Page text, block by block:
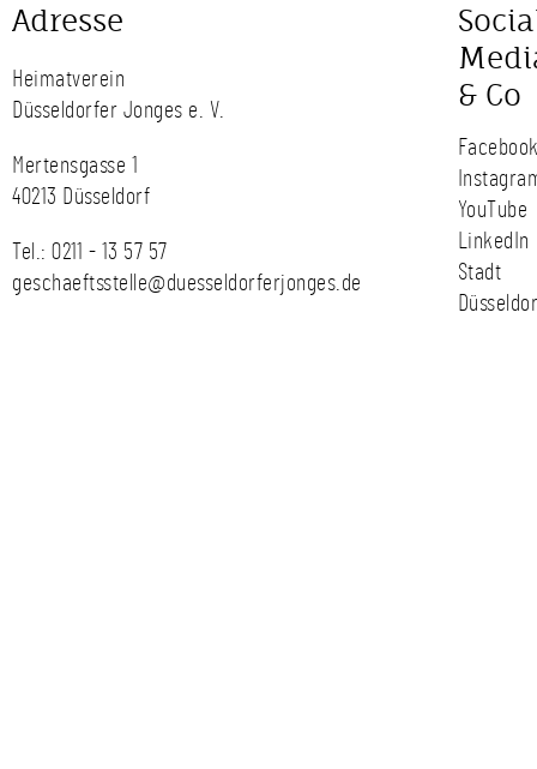
Adresse
Heimatverein
Düsseldorfer Jonges e. V.
Mertensgasse 1
40213 Düsseldorf
Tel.: 0211 - 13 57 57
geschaeftsstelle@duesseldorferjonges.de
& Co
YouTube
LinkedIn
Stadt